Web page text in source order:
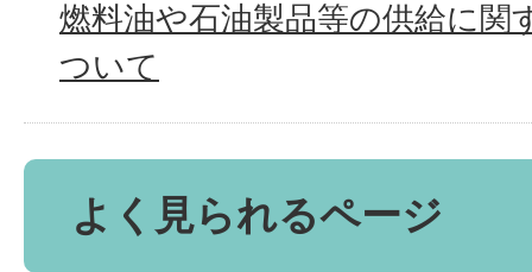
燃料油や石油製品等の供給に関
ついて
よく見られるページ